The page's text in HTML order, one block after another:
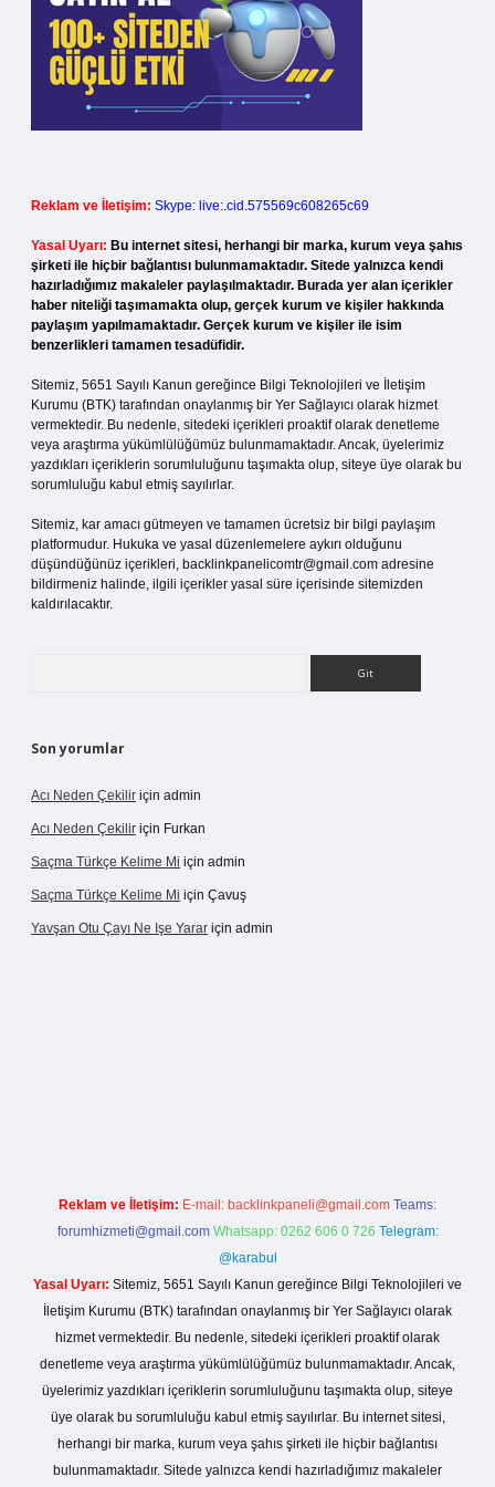
Reklam ve İletişim: Skype: live:.cid.575569c608265c69
Yasal Uyarı: Bu internet sitesi, herhangi bir marka, kurum veya şahıs
şirketi ile hiçbir bağlantısı bulunmamaktadır. Sitede yalnızca kendi
hazırladığımız makaleler paylaşılmaktadır. Burada yer alan içerikler
haber niteliği taşımamakta olup, gerçek kurum ve kişiler hakkında
paylaşım yapılmamaktadır. Gerçek kurum ve kişiler ile isim
benzerlikleri tamamen tesadüfidir.
Sitemiz, 5651 Sayılı Kanun gereğince Bilgi Teknolojileri ve İletişim
Kurumu (BTK) tarafından onaylanmış bir Yer Sağlayıcı olarak hizmet
vermektedir. Bu nedenle, sitedeki içerikleri proaktif olarak denetleme
veya araştırma yükümlülüğümüz bulunmamaktadır. Ancak, üyelerimiz
yazdıkları içeriklerin sorumluluğunu taşımakta olup, siteye üye olarak bu
sorumluluğu kabul etmiş sayılırlar.
Sitemiz, kar amacı gütmeyen ve tamamen ücretsiz bir bilgi paylaşım
platformudur. Hukuka ve yasal düzenlemelere aykırı olduğunu
düşündüğünüz içerikleri, backlinkpanelicomtr@gmail.com adresine
bildirmeniz halinde, ilgili içerikler yasal süre içerisinde sitemizden
kaldırılacaktır.
Son yorumlar
Acı Neden Çekilir için admin
Acı Neden Çekilir için Furkan
Saçma Türkçe Kelime Mi için admin
Saçma Türkçe Kelime Mi için Çavuş
Yavşan Otu Çayı Ne Işe Yarar için admin
Reklam ve İletişim: E-mail: backlinkpaneli@gmail.com Teams:
forumhizmeti@gmail.com Whatsapp: 0262 606 0 726 Telegram:
@karabul
Yasal Uyarı: Sitemiz, 5651 Sayılı Kanun gereğince Bilgi Teknolojileri ve
İletişim Kurumu (BTK) tarafından onaylanmış bir Yer Sağlayıcı olarak
hizmet vermektedir. Bu nedenle, sitedeki içerikleri proaktif olarak
denetleme veya araştırma yükümlülüğümüz bulunmamaktadır. Ancak,
üyelerimiz yazdıkları içeriklerin sorumluluğunu taşımakta olup, siteye
üye olarak bu sorumluluğu kabul etmiş sayılırlar. Bu internet sitesi,
herhangi bir marka, kurum veya şahıs şirketi ile hiçbir bağlantısı
bulunmamaktadır. Sitede yalnızca kendi hazırladığımız makaleler